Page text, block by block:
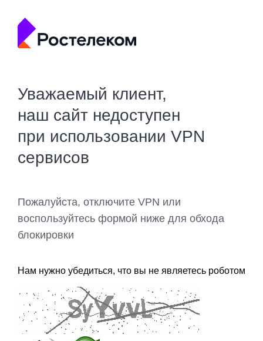
Уважаемый клиент,
наш сайт недоступен
при использовании VPN
сервисов
Пожалуйста, отключите VPN или
воспользуйтесь формой ниже для обхода
блокировки
Нам нужно убедиться, что вы не являетесь роботом